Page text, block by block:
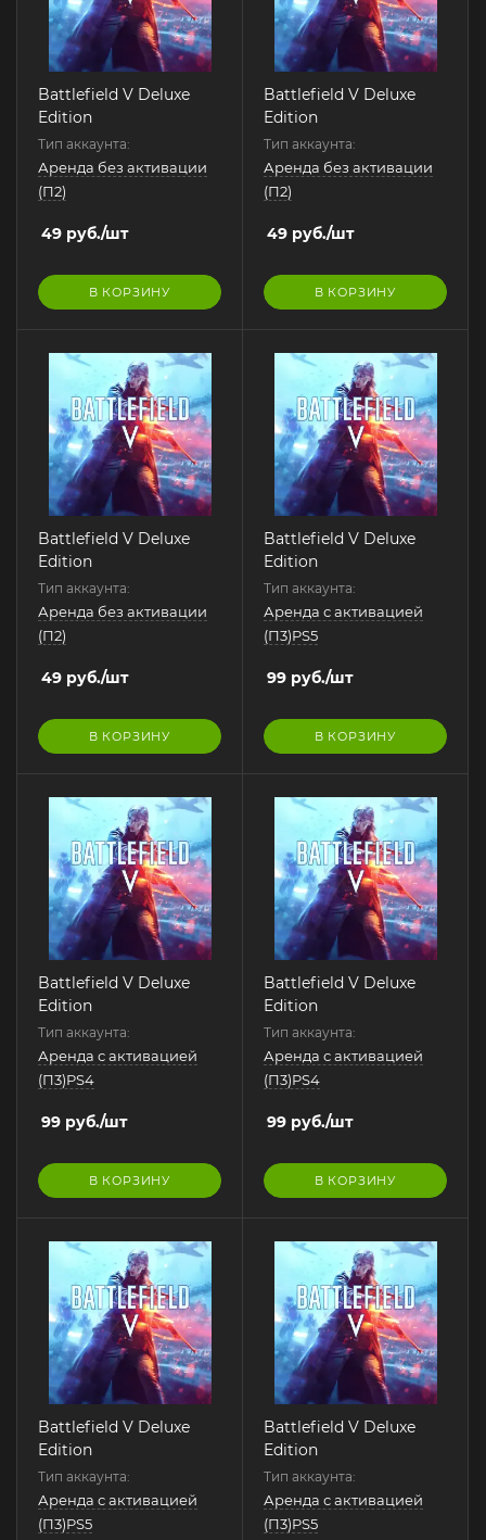
Battlefield V Deluxe
Edition
Тип аккаунта:
Аренда без активации
(П2)
49 руб./шт
В КОРЗИНУ
Battlefield V Deluxe
Edition
Тип аккаунта:
Аренда без активации
(П2)
49 руб./шт
В КОРЗИНУ
Battlefield V Deluxe
Edition
Тип аккаунта:
Аренда без активации
(П2)
49 руб./шт
В КОРЗИНУ
Battlefield V Deluxe
Edition
Тип аккаунта:
Аренда с активацией
(П3)PS5
99 руб./шт
В КОРЗИНУ
Battlefield V Deluxe
Edition
Тип аккаунта:
Аренда с активацией
(П3)PS4
99 руб./шт
В КОРЗИНУ
Battlefield V Deluxe
Edition
Тип аккаунта:
Аренда с активацией
(П3)PS4
99 руб./шт
В КОРЗИНУ
Battlefield V Deluxe
Edition
Тип аккаунта:
Аренда с активацией
(П3)PS5
Battlefield V Deluxe
Edition
Тип аккаунта:
Аренда с активацией
(П3)PS5